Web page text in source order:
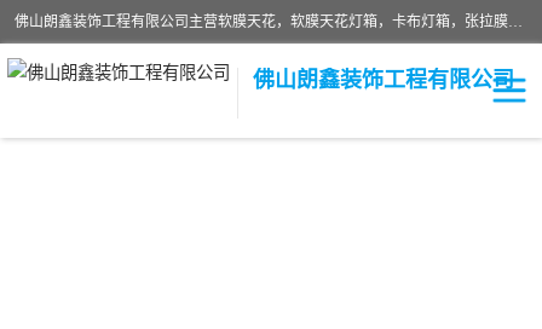
佛山朗鑫装饰工程有限公司主营软膜天花，软膜天花灯箱，卡布灯箱，张拉膜等产品，价格实惠，支持定制；公司专业装饰铺面，家居，会展特装，软膜等工程，技能精良人员，安装快、价格合理，质量保证、热诚与各方有识人士合作，欢迎新老客户来电咨询。
佛山朗鑫装饰工程有限公司